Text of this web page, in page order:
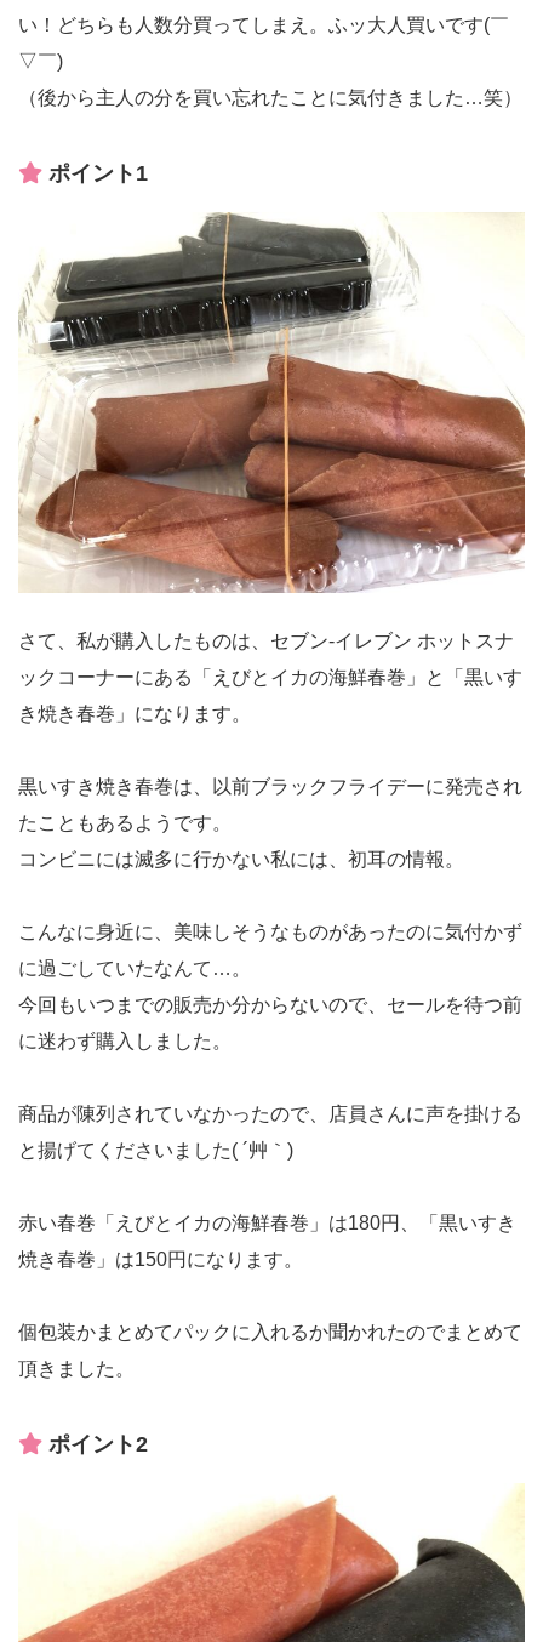
い！どちらも人数分買ってしまえ。ふッ大人買いです(￣
▽￣)
（後から主人の分を買い忘れたことに気付きました…笑）
ポイント1
さて、私が購入したものは、セブン-イレブン ホットスナ
ックコーナーにある「えびとイカの海鮮春巻」と「黒いす
き焼き春巻」になります。
黒いすき焼き春巻は、以前ブラックフライデーに発売され
たこともあるようです。
コンビニには滅多に行かない私には、初耳の情報。
こんなに身近に、美味しそうなものがあったのに気付かず
に過ごしていたなんて…。
今回もいつまでの販売か分からないので、セールを待つ前
に迷わず購入しました。
商品が陳列されていなかったので、店員さんに声を掛ける
と揚げてくださいました( ´艸｀)
赤い春巻「えびとイカの海鮮春巻」は180円、「黒いすき
焼き春巻」は150円になります。
個包装かまとめてパックに入れるか聞かれたのでまとめて
頂きました。
ポイント2